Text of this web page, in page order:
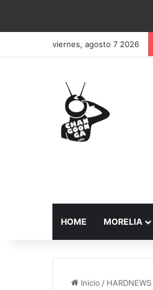
viernes, agosto 7 2026
HOME MORELIA
Inicio / HARDNEWS